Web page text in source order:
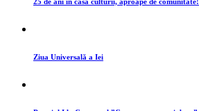
Ziua Universală a Iei